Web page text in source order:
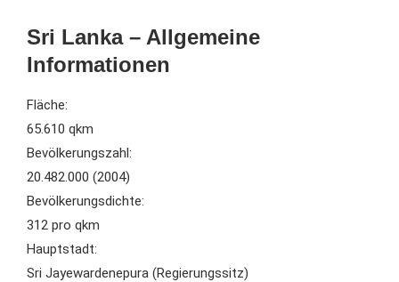
Sri Lanka – Allgemeine
Informationen
Fläche:
65.610 qkm
Bevölkerungszahl:
20.482.000 (2004)
Bevölkerungsdichte:
312 pro qkm
Hauptstadt:
Sri Jayewardenepura (Regierungssitz)